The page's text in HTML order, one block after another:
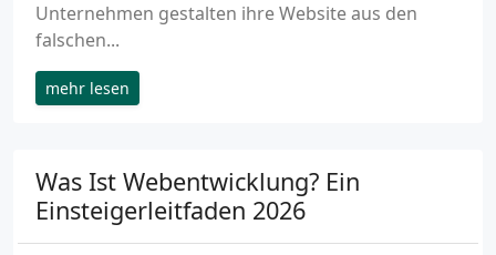
Unternehmen gestalten ihre Website aus den
falschen...
mehr lesen
Was Ist Webentwicklung? Ein
Einsteigerleitfaden 2026